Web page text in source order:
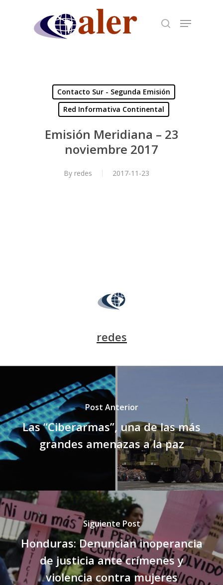
Contacto Sur - Segunda Emisión
Red Informativa Continental
Emisión Meridiana – 23
noviembre 2017
By redes 2017-11-23
redes
Post Anterior
Las “Ciberarmas”, una de las más
grandes amenazas a la paz
Siguiente Post
Honduras: Denuncian inoperancia
de justicia ante crímenes y
violencia contra mujeres